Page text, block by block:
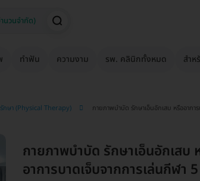
ทำฟัน ความงาม รพ. คลินิกทั้งหมด สำ
กษา (Physical Therapy) กายภาพบำบัด รักษาเอ็นอักเสบ หรืออากา
กายภาพบำบัด รักษาเอ็นอักเสบ
อาการบาดเจ็บจากการเล่นกีฬา